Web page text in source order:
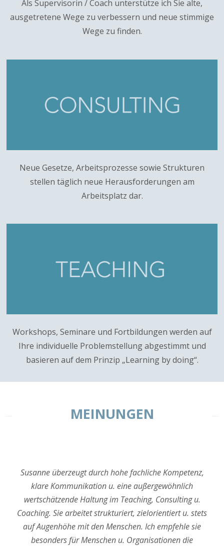
Als Supervisorin / Coach unterstütze ich Sie alte,
ausgetretene Wege zu verbessern und neue stimmige
Wege zu finden.
Neue Gesetze, Arbeitsprozesse sowie Strukturen
stellen täglich neue Herausforderungen am
Arbeitsplatz dar.
Workshops, Seminare und Fortbildungen werden auf
Ihre individuelle Problemstellung abgestimmt und
basieren auf dem Prinzip „Learning by doing“.
MEINUNGEN
Susanne überzeugt durch hohe fachliche Kompetenz,
klare Kommunikation u. eine außergewöhnlich
wertschätzende Haltung im Teaching, Consulting u.
Coaching. Sie arbeitet strukturiert, zielorientiert u. stets
auf Augenhöhe mit den Menschen. Ich empfehle sie
besonders für Menschen u. Organisationen die